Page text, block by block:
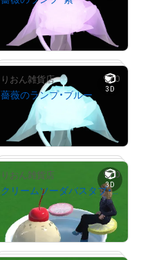
# 2/100
# 2/100
2,000 ($
Primary Sale
# 1/100
3D
りおん雑貨店 0
薔薇のランプ・ブルー
2,000 ($
Primary Sale
3D
りおん雑貨店 0
クリームソーダバスタブ・ブルーハワイ(座れるアニメーションつき)
2,000 ($12.67)
Primary Sale